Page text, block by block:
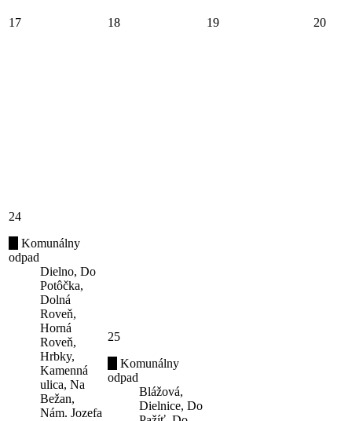
17 18 19 20
24
Komunálny
odpad
Dielno, Do
Potôčka,
Dolná
Roveň,
Horná
Roveň,
Hrbky,
Kamenná
ulica, Na
Bežan,
Nám. Jozefa
25
Komunálny
odpad
Blážová,
Dielnice, Do